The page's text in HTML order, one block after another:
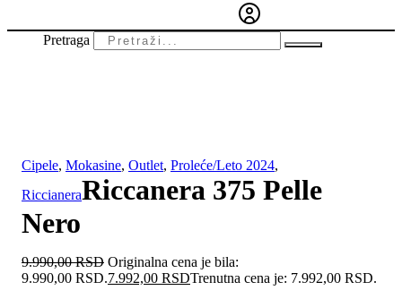
Pretraga
Cipele, Mokasine, Outlet, Proleće/Leto 2024,
RiccianeraRiccanera 375 Pelle
Nero
9.990,00RSD Originalna cena je bila:
9.990,00 RSD.7.992,00 RSDTrenutna cena je: 7.992,00 RSD.